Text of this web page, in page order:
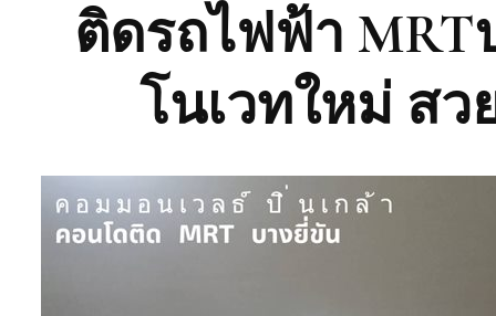
ติดรถไฟฟ้า MRT
โนเวทใหม่ สวย